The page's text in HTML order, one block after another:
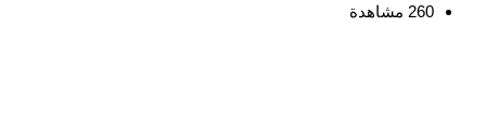
260 مشاهدة